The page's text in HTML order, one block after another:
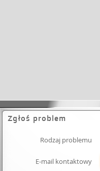
Zgłoś problem
Rodzaj problemu
E-mail kontaktowy